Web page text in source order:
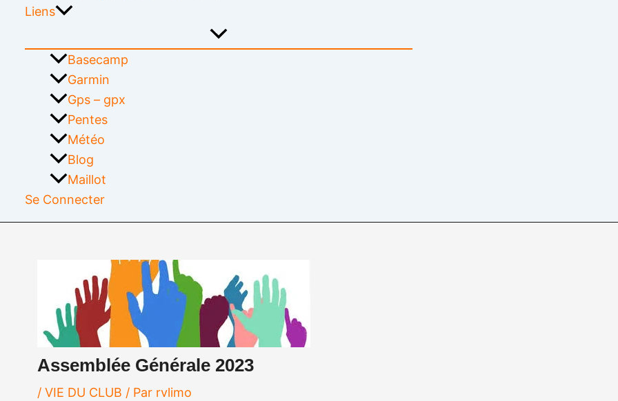
Liens
Basecamp
Garmin
Gps – gpx
Pentes
Météo
Blog
Maillot
Se Connecter
Assemblée Générale 2023
/ VIE DU CLUB / Par rvlimo